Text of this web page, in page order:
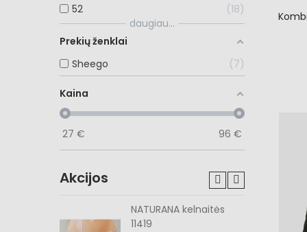
52
18
daugiau...
Prekių ženklai
Sheego
7
Kaina
27 € 96 €
Akcijos
NATURANA kelnaitės
11419